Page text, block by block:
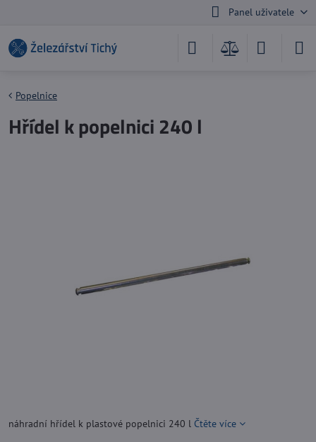
Panel uživatele
Popelnice
Hřídel k popelnici 240 l
náhradní hřídel k plastové popelnici 240 l Čtěte více